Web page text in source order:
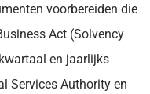
voorbereiden die
Act (Solvency
en jaarlijks
Services Authority en